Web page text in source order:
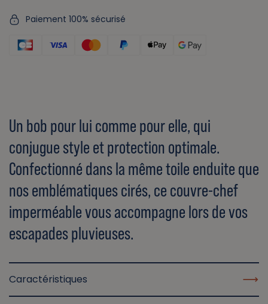
Paiement 100% sécurisé
Un bob pour lui comme pour elle, qui
conjugue style et protection optimale.
Confectionné dans la même toile enduite que
nos emblématiques cirés, ce couvre-chef
imperméable vous accompagne lors de vos
escapades pluvieuses.
Caractéristiques